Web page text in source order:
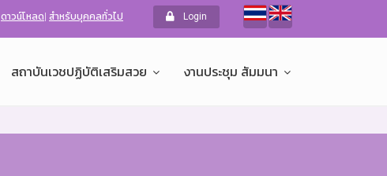
ดาวน์โหลด สำหรับบุคคลทั่วไป Login
สถาบันเวชปฏิบัติเสริมสวย งานประชุม สัมมนา